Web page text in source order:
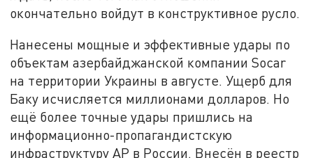
окончательно войдут в конструктивное русло.
Нанесены мощные и эффективные удары по
объектам азербайджанской компании Socar
на территории Украины в августе. Ущерб для
Баку исчисляется миллионами долларов. Но
ещё более точные удары пришлись на
информационно-пропагандистскую
инфраструктуру АР в России. Внесён в реестр